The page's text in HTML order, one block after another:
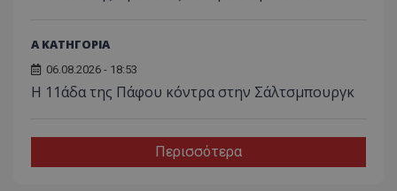
Α ΚΑΤΗΓΟΡΙΑ
06.08.2026 - 18:53
Η 11άδα της Πάφου κόντρα στην Σάλτσμπουργκ
Περισσότερα